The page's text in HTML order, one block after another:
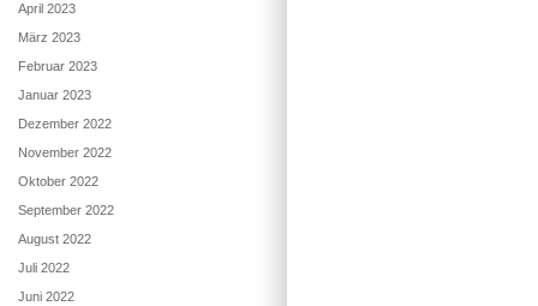
April 2023
März 2023
Februar 2023
Januar 2023
Dezember 2022
November 2022
Oktober 2022
September 2022
August 2022
Juli 2022
Juni 2022